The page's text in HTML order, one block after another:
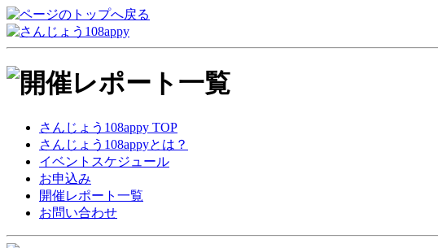
さんじょう108appy TOP
さんじょう108appyとは？
イベントスケジュール
お申込み
開催レポート一覧
お問い合わせ